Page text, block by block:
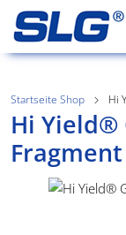
Startseite Shop Hi
Hi Yield®